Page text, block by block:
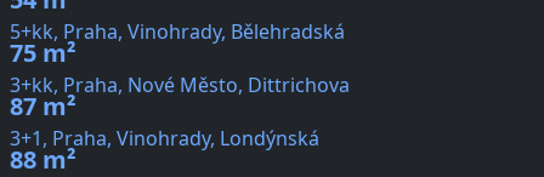
5+kk, Praha, Vinohrady, Bělehradská
75 m²
3+kk, Praha, Nové Město, Dittrichova
87 m²
3+1, Praha, Vinohrady, Londýnská
88 m²